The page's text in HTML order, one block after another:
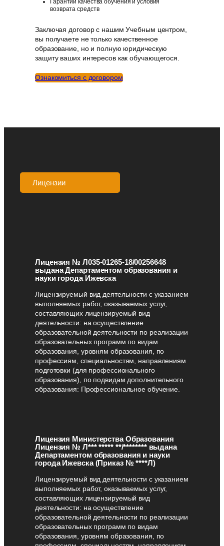
Гарантии качества обучения и условия
возврата средств
Заключая договор с нашим Учебным центром,
вы получаете не только качественное
образование, но и полную юридическую
защиту ваших интересов как обучающегося.
Ознакомиться с договором
Лицензии
Лицензия № Л035-01265-18/00256648
выдана Департаментом образования и
науки города Ижевска
Лицензируемый вид деятельности с указанием
выполняемых работ, оказываемых услуг,
составляющих лицензируемый вид
деятельности: на осуществление
образовательной деятельности по реализации
образовательных программ по видам
образования, уровням образования, по
профессиям, специальностям, направлениям
подготовки (для профессионального
образования), по подвидам дополнительного
образования: Профессиональное обучение.
Лицензия Министерства Образования
Лицензия № Л*** ***** **/******** выдана
Департаментом образования и науки
города Ижевска (Приказ № ****Л)
Лицензируемый вид деятельности с указанием
выполняемых работ, оказываемых услуг,
составляющих лицензируемый вид
деятельности: на осуществление
образовательной деятельности по реализации
образовательных программ по видам
образования, уровням образования, по